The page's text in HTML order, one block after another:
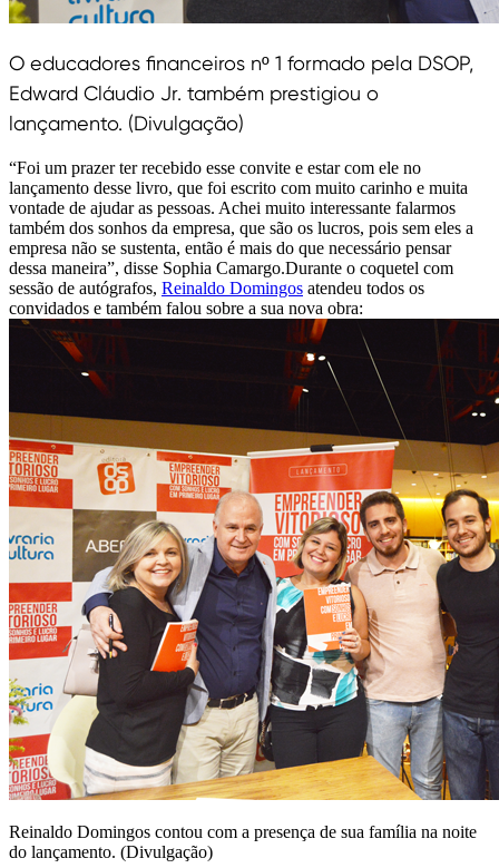
O educadores financeiros nº 1 formado pela DSOP,
Edward Cláudio Jr. também prestigiou o
lançamento. (Divulgação)
“Foi um prazer ter recebido esse convite e estar com ele no
lançamento desse livro, que foi escrito com muito carinho e muita
vontade de ajudar as pessoas. Achei muito interessante falarmos
também dos sonhos da empresa, que são os lucros, pois sem eles a
empresa não se sustenta, então é mais do que necessário pensar
dessa maneira”, disse Sophia Camargo.Durante o coquetel com
sessão de autógrafos, Reinaldo Domingos atendeu todos os
convidados e também falou sobre a sua nova obra:
Reinaldo Domingos contou com a presença de sua família na noite
do lançamento. (Divulgação)